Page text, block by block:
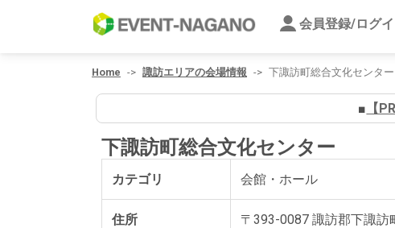
会員登録/ログ
Home 諏訪エリアの会場情報 下諏訪町総合文化センター
【PR
下諏訪町総合文化センター
カテゴリ 会館・ホール
住所 〒393-0087 諏訪郡下諏訪